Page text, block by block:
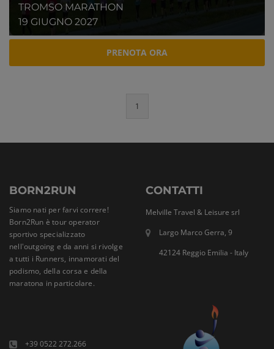
TROMSO MARATHON
19 GIUGNO 2027
PRENOTA ORA
1
BORN2RUN
Siamo nati per farvi correre!
Born2Run è tour operator
sportivo specializzato
nell'outgoing e da anni si rivolge
a tutti i Runners, innamorati del
podismo, della corsa e della
maratona in particolare.
CONTATTI
Melville Travel & Leisure srl
Largo Marco Gerra, 9
42124 Reggio Emilia - Italy
+39 0522 272.266